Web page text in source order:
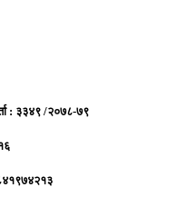
: ३३४९ /२०७८-७९